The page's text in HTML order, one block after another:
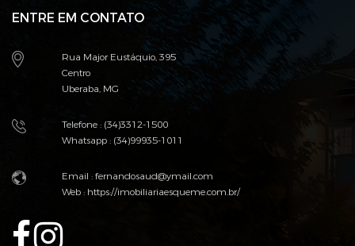
ENTRE EM CONTATO
Rua Major Eustáquio, 395
Centro
Uberaba, MG
Telefone : (34)3312-1500
Whatsapp : (34)99935-1011
Email : fernandosaud@ymail.com
Web :https://imobiliariaesqueme.com.br/